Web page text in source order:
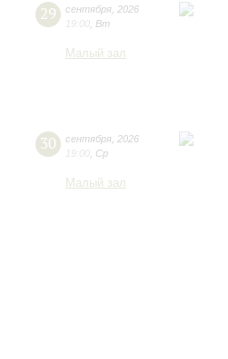
29 сентября 2026
19:00 Вт
Малый зал
30 сентября 2026
19:00 Ср
Малый зал